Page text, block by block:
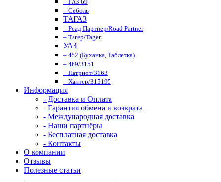
– ГАЗ 69
– Соболь
ТАГАЗ
– Роад Партнер/Road Partner
– Тагер/Tager
УАЗ
– 452 (Буханка, Таблетка)
– 469/3151
– Патриот/3163
– Хантер/315195
Информация
- Доставка и Оплата
- Гарантия обмена и возврата
- Международная доставка
- Наши партнёры
- Бесплатная доставка
- Контакты
О компании
Отзывы
Полезные статьи